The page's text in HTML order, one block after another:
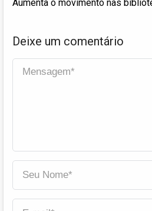
Aumenta o movimento nas
Deixe um comentário